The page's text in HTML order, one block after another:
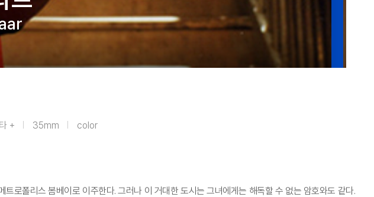
+ 35mm color
로폴리스 봄베이로 이주한다. 그러나 이 거대한 도시는 그녀에게는 해독할 수 없는 암호와도 같다.